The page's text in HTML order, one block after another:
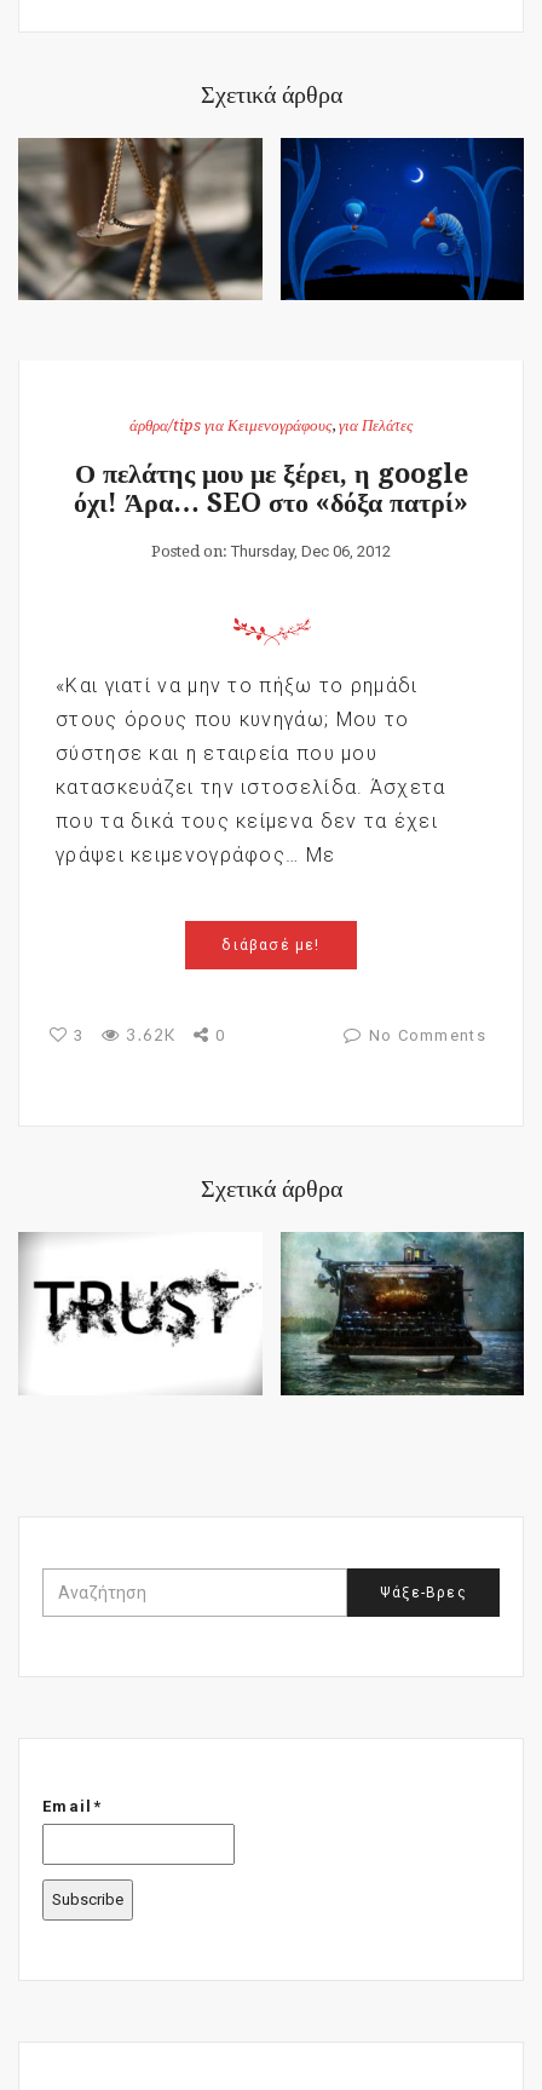
Σχετικά άρθρα
άρθρα/tips για Κειμενογράφους, για Πελάτες
Ο πελάτης μου με ξέρει, η google
όχι! Άρα… SEO στο «δόξα πατρί»
Posted on: Thursday, Dec 06, 2012
«Και γιατί να μην το πήξω το ρημάδι
στους όρους που κυνηγάω; Μου το
σύστησε και η εταιρεία που μου
κατασκευάζει την ιστοσελίδα. Άσχετα
που τα δικά τους κείμενα δεν τα έχει
γράψει κειμενογράφος… Με
διάβασέ με!
3 3.62K 0 No Comments
Σχετικά άρθρα
Email*